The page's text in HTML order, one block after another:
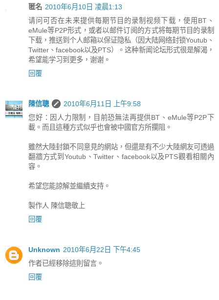
匿名 2010年6月10日 凌晨1:13
请问可否在未来提供每期节目的录制视频下载，使用BT、
eMule等P2P形式，或者以邮件订阅的方式将每期节目的录制
下载，推送到个人邮箱以保证隐私（因大陆网络封锁Youtub、
Twitter、facebook以及PTS）。这种新闻论坛形式很是解渴，
希望能学习到更多，谢谢。
回覆
陳信聰
2010年6月11日 上午9:58
您好：因人力限制，目前恐無法再提供BT、eMule等P2P下
載。而且這種方式似乎也會被中國官方所攔阻。
雖然大陸封鎖不同意見的網站，但還是有不少大陸網友可透過
翻牆方式到Youtub、Twitter、facebook以及PTS觀看相關內
容。
希望您能諒解並繼續支持。
製作人 陳信聰敬上
回覆
Unknown 2010年6月22日 下午4:45
作者已經移除這則留言。
回覆